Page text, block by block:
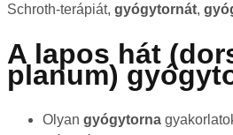
Schroth-terápiát, gyógytornát,
A lapos hát
planum)
Olyan gyógytorna